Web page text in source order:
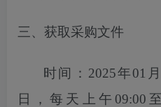
三、获取采购文件
时间： 2025年01
日
，每天上午 09:00